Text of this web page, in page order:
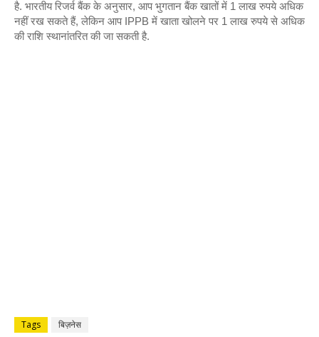
है. भारतीय रिजर्व बैंक के अनुसार, आप भुगतान बैंक खातों में 1 लाख रुपये अधिक
नहीं रख सकते हैं, लेकिन आप IPPB में खाता खोलने पर 1 लाख रुपये से अधिक
की राशि स्थानांतरित की जा सकती है.
Tags बिज़नेस